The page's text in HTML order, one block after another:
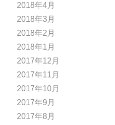
2018年4月
2018年3月
2018年2月
2018年1月
2017年12月
2017年11月
2017年10月
2017年9月
2017年8月